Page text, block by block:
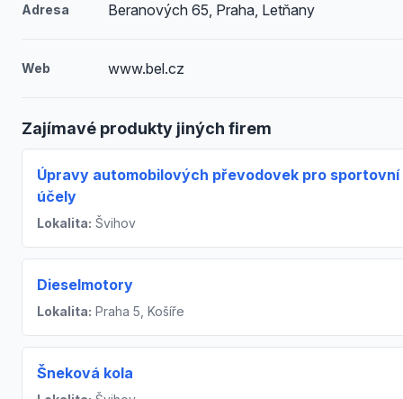
Adresa Beranových 65, Praha, Letňany
Web www.bel.cz
Zajímavé produkty jiných firem
Úpravy automobilových převodovek pro sportovní
účely
Lokalita: Švihov
Dieselmotory
Lokalita: Praha 5, Košíře
Šneková kola